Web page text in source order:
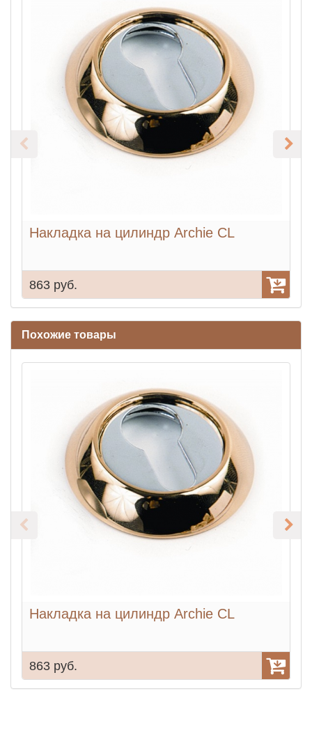
Накладка на цилиндр Archie CL
863 руб.
Похожие товары
Накладка на цилиндр Archie CL
863 руб.